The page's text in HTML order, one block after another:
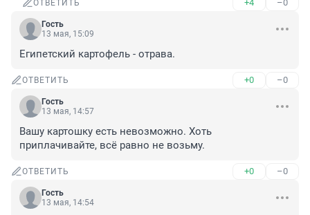
ОТВЕТИТЬ +4 –0
Гость
13 мая, 15:09
Египетский картофель - отрава.
ОТВЕТИТЬ +0 –0
Гость
13 мая, 14:57
Вашу картошку есть невозможно. Хоть
приплачивайте, всё равно не возьму.
ОТВЕТИТЬ +0 –0
Гость
13 мая, 14:54